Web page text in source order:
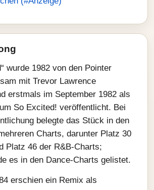
wurde 1982 von den Pointer
mit Trevor Lawrence
erstmals im September 1982 als
So Excited! veröffentlicht. Bei
belegte das Stück in den
Charts, darunter Platz 30
Platz 46 der R&B-Charts;
es in den Dance-Charts gelistet.
erschien ein Remix als